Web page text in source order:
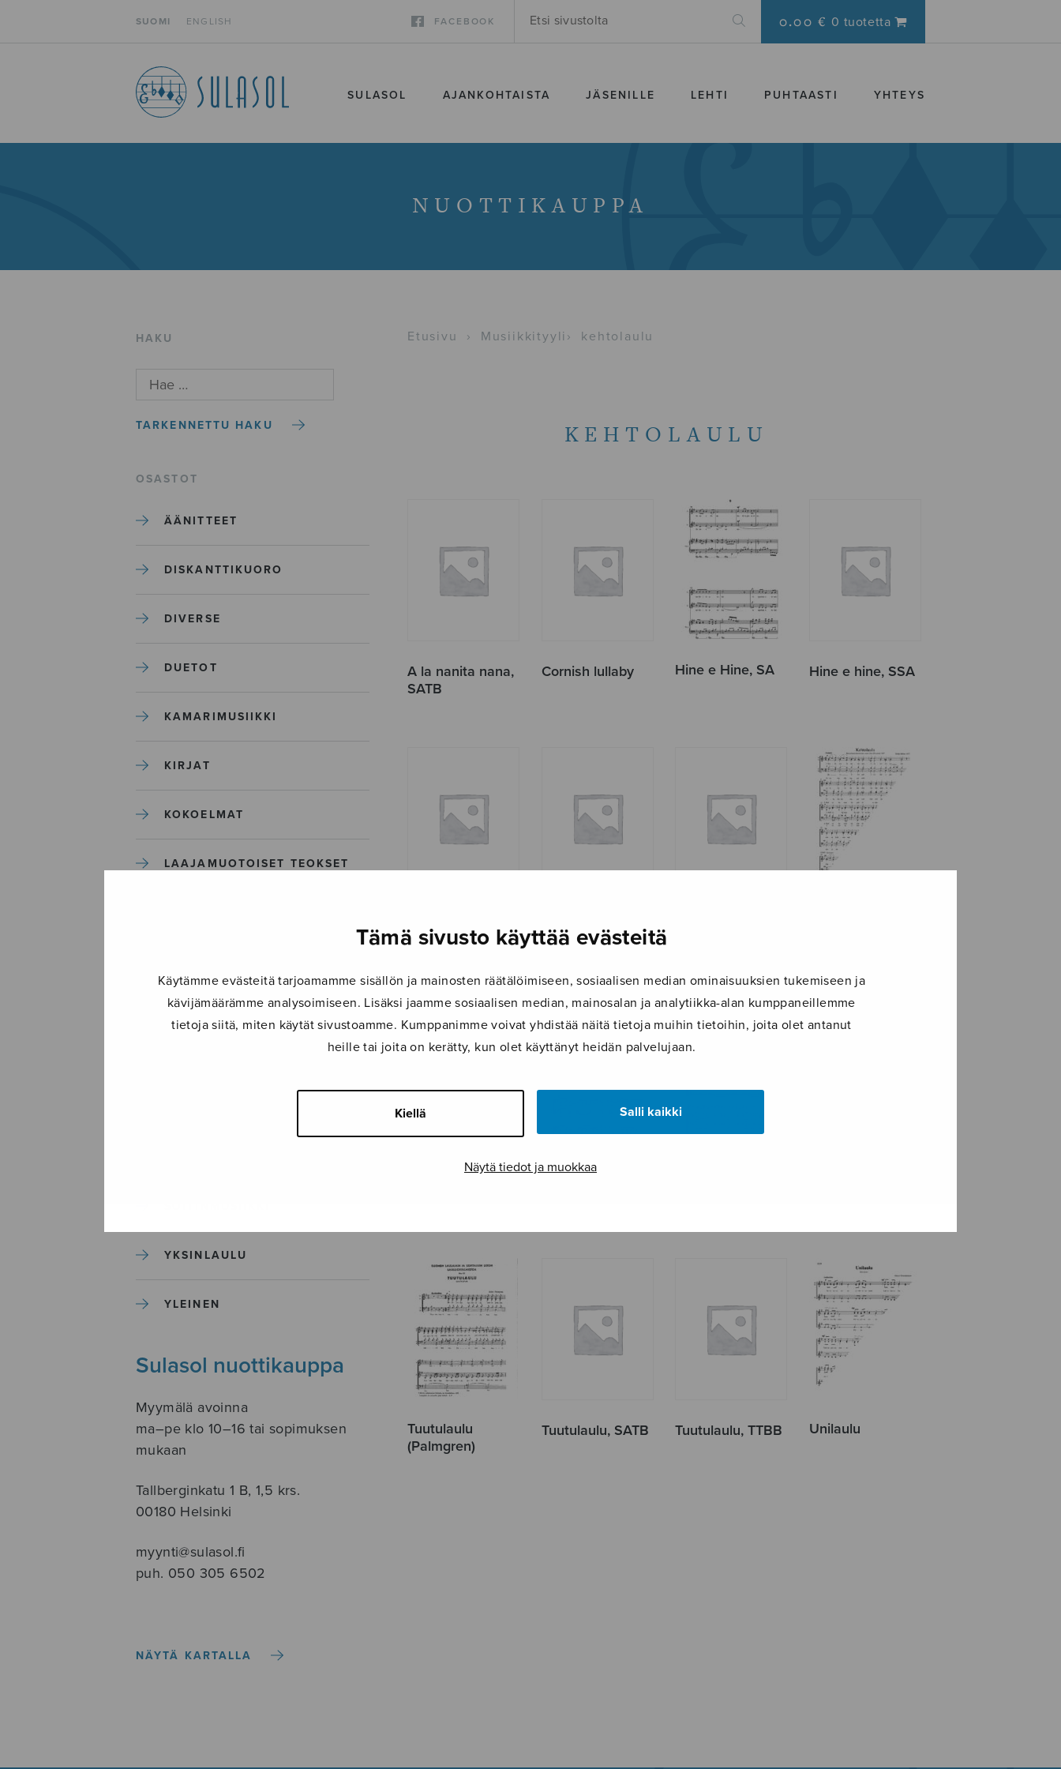
Tämä sivusto käyttää evästeitä
Käytämme evästeitä tarjoamamme sisällön ja mainosten räätälöimiseen, sosiaalisen median ominaisuuksien tukemiseen ja
kävijämäärämme analysoimiseen. Lisäksi jaamme sosiaalisen median, mainosalan ja analytiikka-alan kumppaneillemme
tietoja siitä, miten käytät sivustoamme. Kumppanimme voivat yhdistää näitä tietoja muihin tietoihin, joita olet antanut
heille tai joita on kerätty, kun olet käyttänyt heidän palvelujaan.
Kiellä Salli kaikki
Näytä tiedot ja muokkaa
SUOMI ENGLISH FACEBOOK 0.00 € 0 tuotetta
SULASOL AJANKOHTAISTA JÄSENILLE LEHTI PUHTAASTI YHTEYS
NUOTTIKAUPPA
HAKU
TARKENNETTU HAKU
OSASTOT
ÄÄNITTEET
DISKANTTIKUORO
DIVERSE
DUETOT
KAMARIMUSIIKKI
KIRJAT
KOKOELMAT
LAAJAMUOTOISET TEOKSET
MUUT
YKSINLAULU
YLEINEN
Sulasol nuottikauppa
Myymälä avoinna
ma–pe klo 10–16 tai sopimuksen
mukaan
Tallberginkatu 1 B, 1,5 krs.
00180 Helsinki
myynti@sulasol.fi
puh. 050 305 6502
NÄYTÄ KARTALLA
Etusivu › Musiikkityyli › kehtolaulu
KEHTOLAULU
A la nanita nana,
SATB
Cornish lullaby Hine e Hine, SA Hine e hine, SSA
(A.Merikanto)
Tuutulaulu
(Palmgren)
Tuutulaulu, SATB Tuutulaulu, TTBB Unilaulu